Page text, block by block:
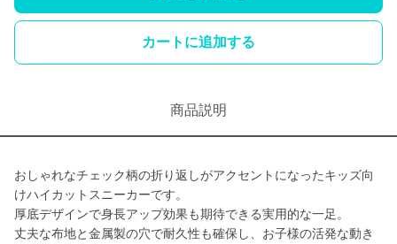
カートに追加する
商品説明
おしゃれなチェック柄の折り返しがアクセントになったキッズ向
けハイカットスニーカーです。
厚底デザインで身長アップ効果も期待できる実用的な一足。
丈夫な布地と金属製の穴で耐久性も確保し、お子様の活発な動き